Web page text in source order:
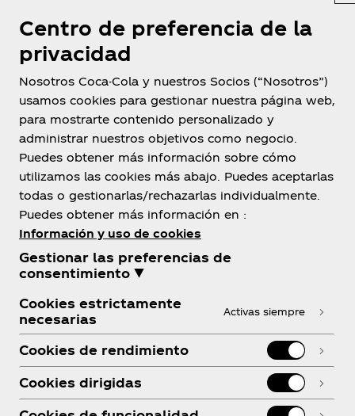
Argentina
Sobre Nosotros
Legal
Centro de preferencia de la
privacidad
Nosotros Coca-Cola y nuestros Socios (“Nosotros”)
usamos cookies para gestionar nuestra página web,
para mostrarte contenido personalizado y
administrar nuestros objetivos como negocio.
Puedes obtener más información sobre cómo
utilizamos las cookies más abajo. Puedes aceptarlas
todas o gestionarlas/rechazarlas individualmente.
Puedes obtener más información en :
Información y uso de cookies
Gestionar las preferencias de
consentimiento ▼
Cookies estrictamente
necesarias
Activas siempre
Cookies de rendimiento
Cookies dirigidas